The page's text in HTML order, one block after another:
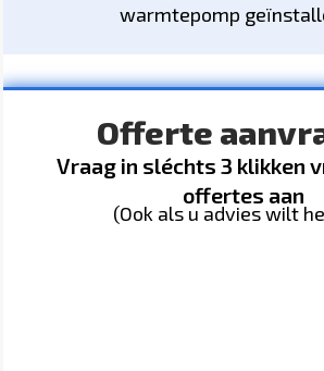
warmtepomp
Offerte
Vraag in sléchts 3 klikken
offertes aan
(Ook als u advies wilt